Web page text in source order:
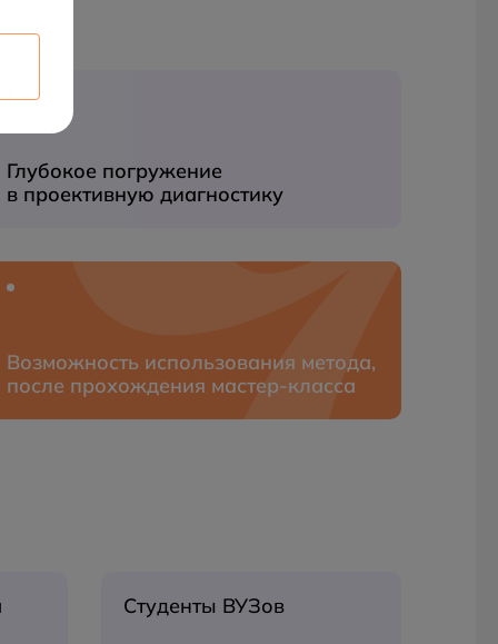
Глубокое погружение
в проективную диагностику
Возможность использования метода,
после прохождения мастер‑класса
Студенты ВУЗов